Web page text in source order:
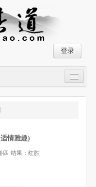
登录
情雅趣)
四 结果：红胜